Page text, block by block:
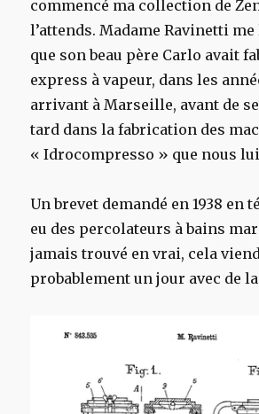
commencé ma collection de
l’attends. Madame Ravinetti
que son beau père Carlo avait
express à vapeur, dans les
arrivant à Marseille, avant de
tard dans la fabrication des
« Idrocompresso » que nous
Un brevet demandé en 1938 en
eu des percolateurs à bains
jamais trouvé en vrai, cela
probablement un jour avec de